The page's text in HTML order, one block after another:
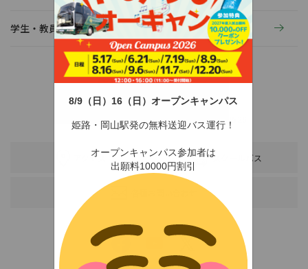
8/9（日）16（日）オープンキャンパス
姫路・岡山駅発の無料送迎バス運行！
オープンキャンパス参加者は
出願料10000円割引
学生・教員の活動
〒678-0255 兵庫県赤穂市新田380-3
TEL：0791-46-2525（代）FAX：0791-46-2526
アクセス スクールバス